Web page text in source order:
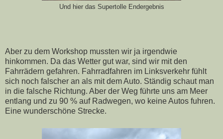
Und hier das Supertolle Endergebnis
Aber zu dem Workshop mussten wir ja irgendwie
hinkommen. Da das Wetter gut war, sind wir mit den
Fahrrädern gefahren. Fahrradfahren im Linksverkehr fühlt
sich noch falscher an als mit dem Auto. Ständig schaut man
in die falsche Richtung. Aber der Weg führte uns am Meer
entlang und zu 90 % auf Radwegen, wo keine Autos fuhren.
Eine wunderschöne Strecke.